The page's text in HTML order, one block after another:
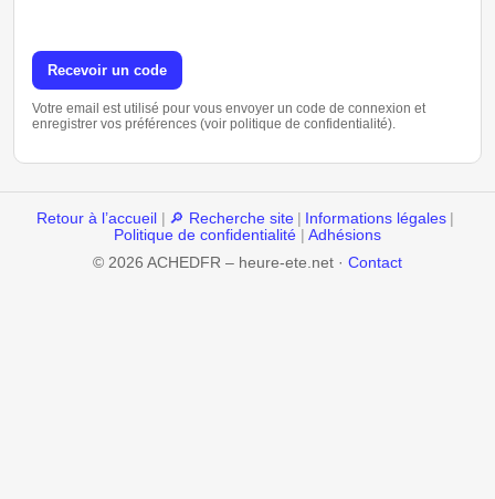
Recevoir un code
Votre email est utilisé pour vous envoyer un code de connexion et
enregistrer vos préférences (voir politique de confidentialité).
Retour à l’accueil 🔎 Recherche site Informations légales
Politique de confidentialité
Adhésions
© 2026 ACHEDFR – heure-ete.net · Contact